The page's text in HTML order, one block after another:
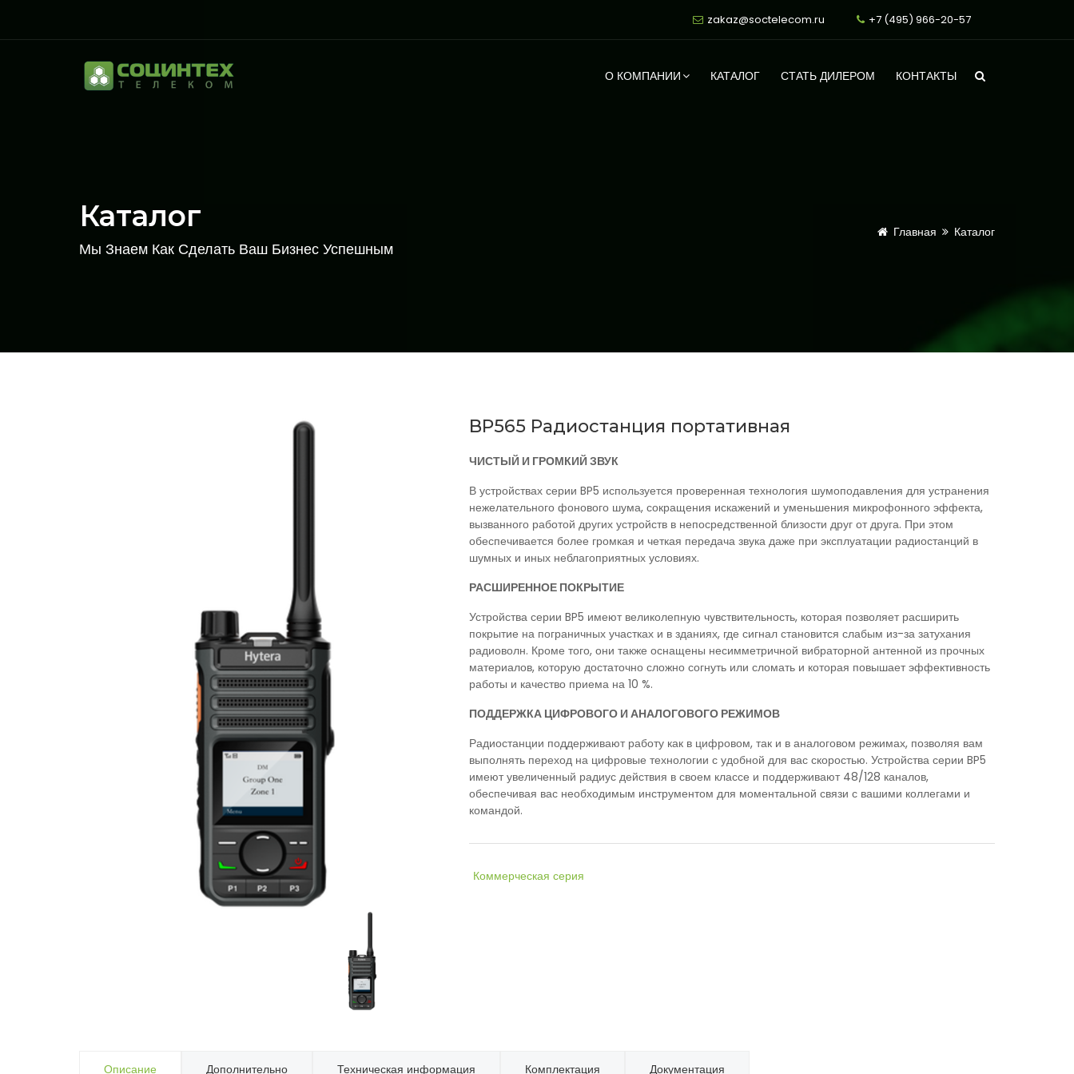
zakaz@soctelecom.ru +7 (495) 966-20-57
О КОМПАНИИ КАТАЛОГ СТАТЬ ДИЛЕРОМ КОНТАКТЫ
Каталог
Мы Знаем Как Сделать Ваш Бизнес Успешным
Главная Каталог
BP565 Радиостанция портативная
ЧИСТЫЙ И ГРОМКИЙ ЗВУК
В устройствах серии BP5 используется проверенная технология шумоподавления для устранения
нежелательного фонового шума, сокращения искажений и уменьшения микрофонного эффекта,
вызванного работой других устройств в непосредственной близости друг от друга. При этом
обеспечивается более громкая и четкая передача звука даже при эксплуатации радиостанций в
шумных и иных неблагоприятных условиях.
РАСШИРЕННОЕ ПОКРЫТИЕ
Устройства серии BP5 имеют великолепную чувствительность, которая позволяет расширить
покрытие на пограничных участках и в зданиях, где сигнал становится слабым из-за затухания
радиоволн. Кроме того, они также оснащены несимметричной вибраторной антенной из прочных
материалов, которую достаточно сложно согнуть или сломать и которая повышает эффективность
работы и качество приема на 10 %.
ПОДДЕРЖКА ЦИФРОВОГО И АНАЛОГОВОГО РЕЖИМОВ
Радиостанции поддерживают работу как в цифровом, так и в аналоговом режимах, позволяя вам
выполнять переход на цифровые технологии с удобной для вас скоростью. Устройства серии BP5
имеют увеличенный радиус действия в своем классе и поддерживают 48/128 каналов,
обеспечивая вас необходимым инструментом для моментальной связи с вашими коллегами и
командой.
Коммерческая серия
Описание Дополнительно Техническая информация Комплектация Документация